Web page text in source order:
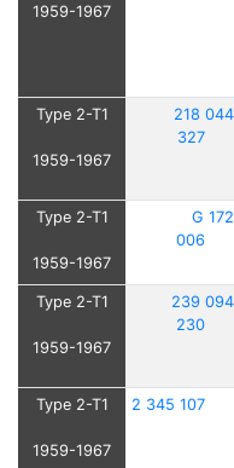
1959-1967
Type 2-T1
1959-1967
218 044
327
Type 2-T1
1959-1967
G 172
006
Type 2-T1
1959-1967
239 094
230
Type 2-T1
1959-1967
2 345 107